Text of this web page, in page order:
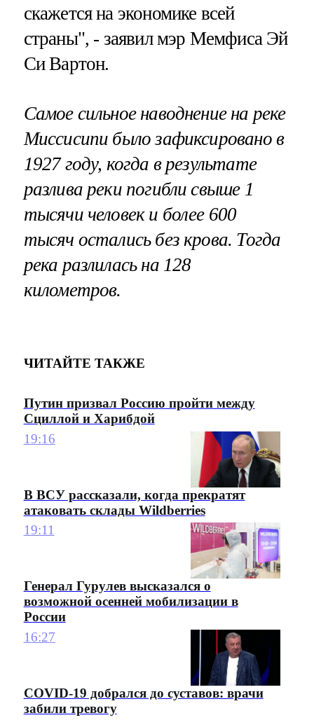
скажется на экономике всей
страны", - заявил мэр Мемфиса Эй
Си Вартон.
Самое сильное наводнение на реке
Миссисипи было зафиксировано в
1927 году, когда в результате
разлива реки погибли свыше 1
тысячи человек и более 600
тысяч остались без крова. Тогда
река разлилась на 128
километров.
ЧИТАЙТЕ ТАКЖЕ
Путин призвал Россию пройти между
Сциллой и Харибдой
19:16
В ВСУ рассказали, когда прекратят
атаковать склады Wildberries
19:11
Генерал Гурулев высказался о
возможной осенней мобилизации в
России
16:27
COVID-19 добрался до суставов: врачи
забили тревогу